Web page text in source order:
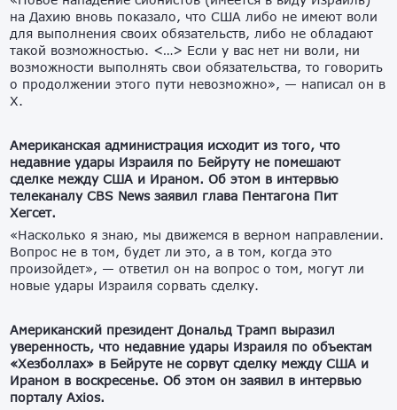
на Дахию вновь показало, что США либо не имеют воли
для выполнения своих обязательств, либо не обладают
такой возможностью. <…> Если у вас нет ни воли, ни
возможности выполнять свои обязательства, то говорить
о продолжении этого пути невозможно», — написал он в
Х.
Американская администрация исходит из того, что
недавние удары Израиля по Бейруту не помешают
сделке между США и Ираном. Об этом в интервью
телеканалу CBS News заявил глава Пентагона Пит
Хегсет.
«Насколько я знаю, мы движемся в верном направлении.
Вопрос не в том, будет ли это, а в том, когда это
произойдет», — ответил он на вопрос о том, могут ли
новые удары Израиля сорвать сделку.
Американский президент Дональд Трамп выразил
уверенность, что недавние удары Израиля по объектам
«Хезболлах» в Бейруте не сорвут сделку между США и
Ираном в воскресенье. Об этом он заявил в интервью
порталу Axios.